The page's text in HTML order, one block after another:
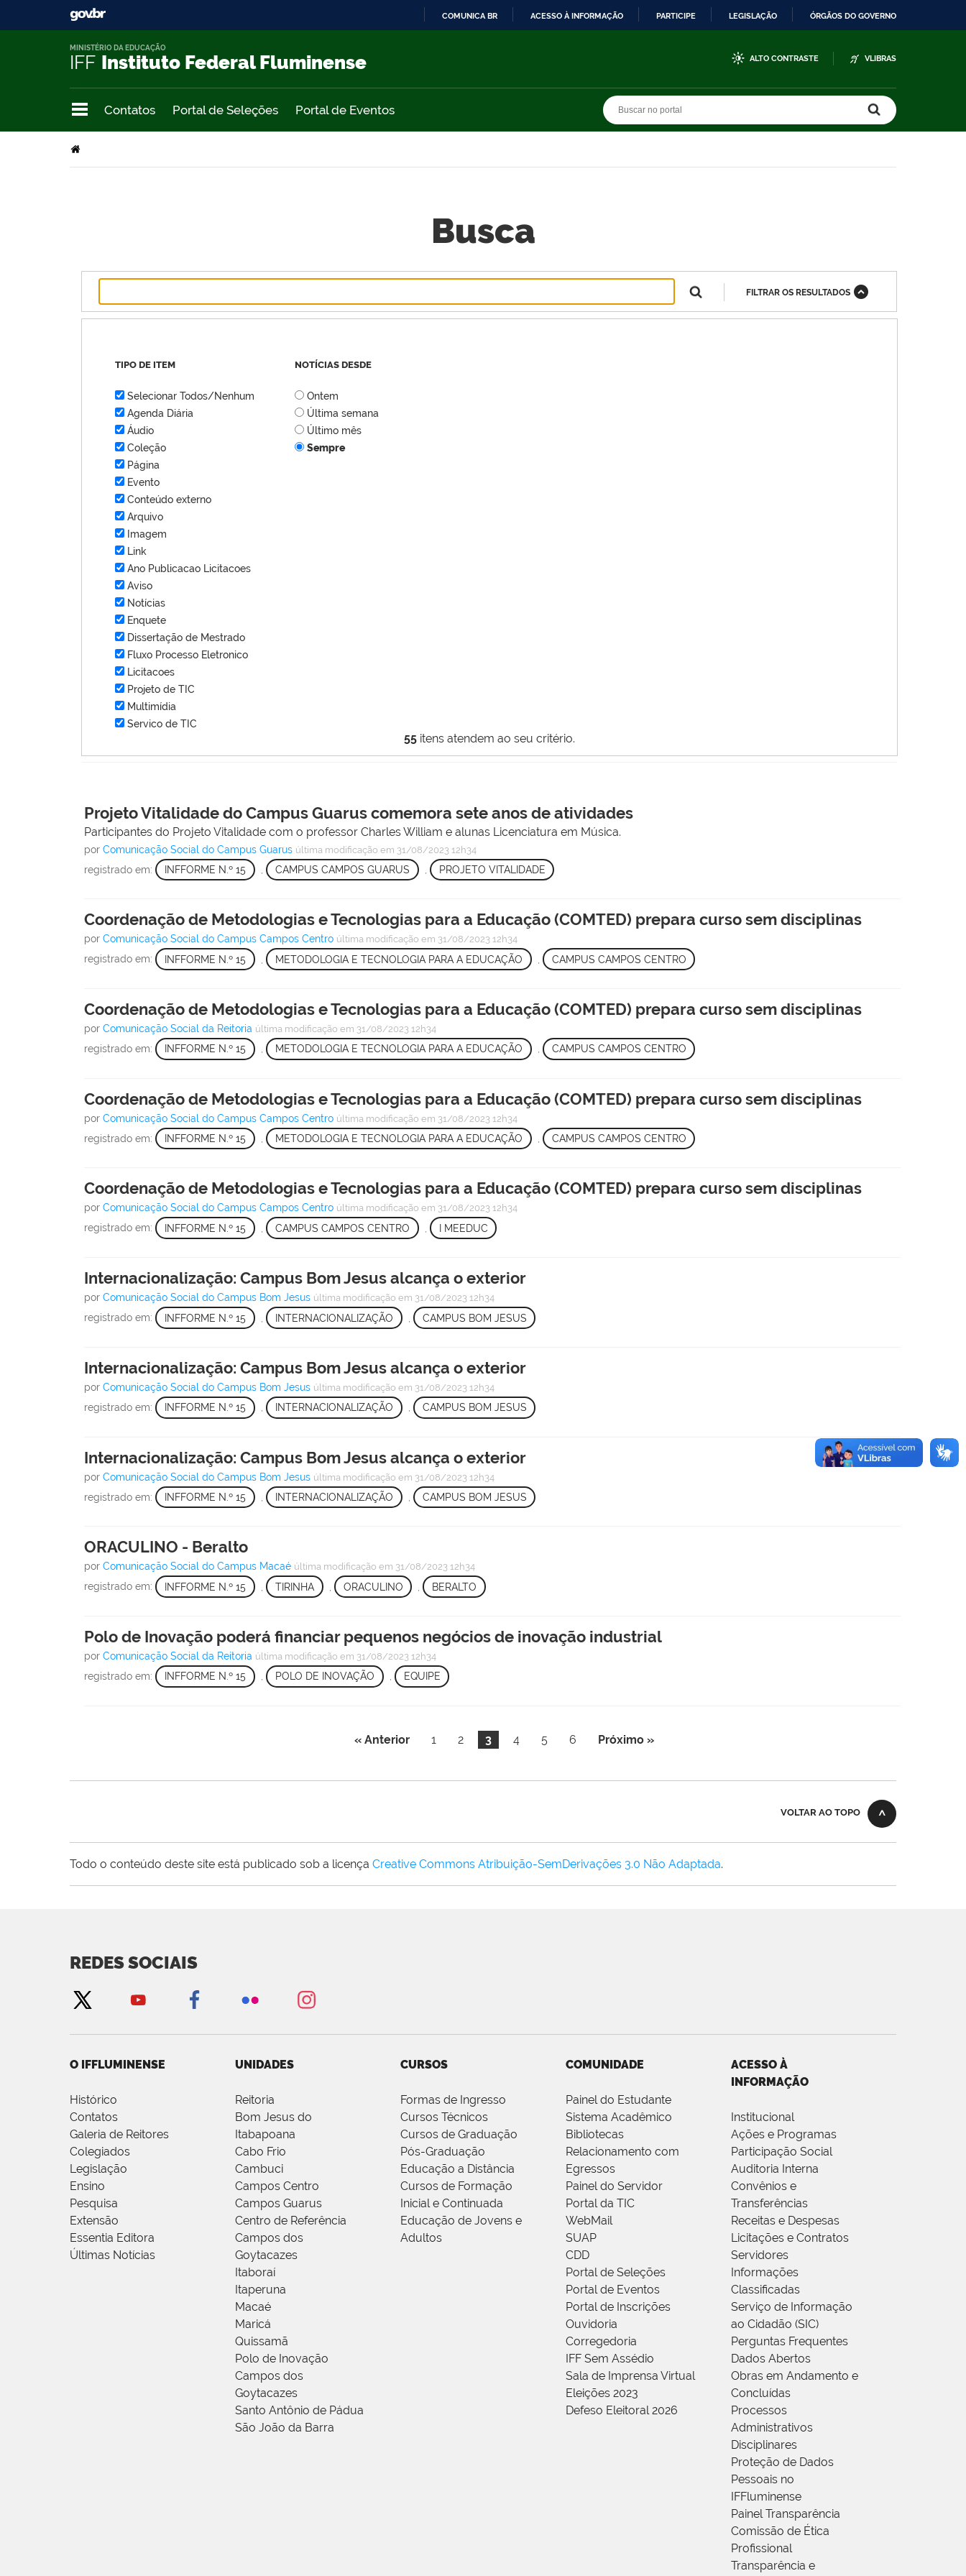
COMUNICA BR ACESSO À INFORMAÇÃO PARTICIPE LEGISLAÇÃO ÓRGÃOS DO GOVERNO
IFF Instituto Federal Fluminense
MINISTÉRIO DA EDUCAÇÃO
ALTO CONTRASTE VLIBRAS
Contatos Portal de Seleções Portal de Eventos
Busca
55 itens atendem ao seu critério.
FILTRAR OS RESULTADOS
TIPO DE ITEM
Selecionar Todos/Nenhum
Agenda Diária
Áudio
Coleção
Página
Evento
Conteúdo externo
Arquivo
Imagem
Link
Ano Publicacao Licitacoes
Aviso
Notícias
Enquete
Dissertação de Mestrado
Fluxo Processo Eletronico
Licitacoes
Projeto de TIC
Multimídia
Servico de TIC
NOTÍCIAS DESDE
Ontem
Última semana
Último mês
Sempre
Projeto Vitalidade do Campus Guarus comemora sete anos de atividades
Participantes do Projeto Vitalidade com o professor Charles William e alunas Licenciatura em Música.
porComunicação Social do Campus Guarus última modificação em 31/08/2023 12h34
registrado em: INFFORME N.º 15 CAMPUS CAMPOS GUARUS PROJETO VITALIDADE
Coordenação de Metodologias e Tecnologias para a Educação (COMTED) prepara curso sem disciplinas
porComunicação Social do Campus Campos Centro última modificação em 31/08/2023 12h34
registrado em: INFFORME N.º 15 METODOLOGIA E TECNOLOGIA PARA A EDUCAÇÃO CAMPUS CAMPOS CENTRO
Coordenação de Metodologias e Tecnologias para a Educação (COMTED) prepara curso sem disciplinas
porComunicação Social da Reitoria última modificação em 31/08/2023 12h34
registrado em: INFFORME N.º 15 , METODOLOGIA E TECNOLOGIA PARA A EDUCAÇÃO , CAMPUS CAMPOS CENTRO
Coordenação de Metodologias e Tecnologias para a Educação (COMTED) prepara curso sem disciplinas
porComunicação Social do Campus Campos Centro última modificação em 31/08/2023 12h34
registrado em: INFFORME N.º 15 METODOLOGIA E TECNOLOGIA PARA A EDUCAÇÃO CAMPUS CAMPOS CENTRO
Coordenação de Metodologias e Tecnologias para a Educação (COMTED) prepara curso sem disciplinas
porComunicação Social do Campus Campos Centro última modificação em 31/08/2023 12h34
registrado em: INFFORME N.º 15 CAMPUS CAMPOS CENTRO I MEEDUC
Internacionalização: Campus Bom Jesus alcança o exterior
porComunicação Social do Campus Bom Jesus última modificação em 31/08/2023 12h34
registrado em: INFFORME N.º 15 INTERNACIONALIZAÇÃO CAMPUS BOM JESUS
Internacionalização: Campus Bom Jesus alcança o exterior
porComunicação Social do Campus Bom Jesus última modificação em 31/08/2023 12h34
registrado em: INFFORME N.º 15 , INTERNACIONALIZAÇÃO , CAMPUS BOM JESUS
Internacionalização: Campus Bom Jesus alcança o exterior
porComunicação Social do Campus Bom Jesus última modificação em 31/08/2023 12h34
registrado em: INFFORME N.º 15 INTERNACIONALIZAÇÃO CAMPUS BOM JESUS
ORACULINO - Beralto
porComunicação Social do Campus Macaé última modificação em 31/08/2023 12h34
registrado em: INFFORME N.º 15 TIRINHA ORACULINO , BERALTO
Polo de Inovação poderá financiar pequenos negócios de inovação industrial
porComunicação Social da Reitoria última modificação em 31/08/2023 12h34
registrado em: INFFORME N.º 15 , POLO DE INOVAÇÃO , EQUIPE
« Anterior 1 2 3 4 5 6 Próximo »
VOLTAR AO TOPO
Todo o conteúdo deste site está publicado sob a licença Creative Commons Atribuição-SemDerivações 3.0 Não Adaptada.
REDES SOCIAIS
O IFFLUMINENSE
Histórico
Contatos
Galeria de Reitores
Colegiados
Legislação
Ensino
Pesquisa
Extensão
Essentia Editora
Últimas Notícias
UNIDADES
Reitoria
Bom Jesus do
Itabapoana
Cabo Frio
Cambuci
Campos Centro
Campos Guarus
Centro de Referência
Campos dos
Goytacazes
Itaboraí
Itaperuna
Macaé
Maricá
Quissamã
Polo de Inovação
Campos dos
Goytacazes
Santo Antônio de Pádua
São João da Barra
CURSOS
Formas de Ingresso
Cursos Técnicos
Cursos de Graduação
Pós-Graduação
Educação a Distância
Cursos de Formação
Inicial e Continuada
Educação de Jovens e
Adultos
COMUNIDADE
Painel do Estudante
Sistema Acadêmico
Bibliotecas
Relacionamento com
Egressos
Painel do Servidor
Portal da TIC
WebMail
SUAP
CDD
Portal de Seleções
Portal de Eventos
Portal de Inscrições
Ouvidoria
Corregedoria
IFF Sem Assédio
Sala de Imprensa Virtual
Eleições 2023
Defeso Eleitoral 2026
ACESSO À
INFORMAÇÃO
Institucional
Ações e Programas
Participação Social
Auditoria Interna
Convênios e
Transferências
Receitas e Despesas
Licitações e Contratos
Servidores
Informações
Classificadas
Serviço de Informação
ao Cidadão (SIC)
Perguntas Frequentes
Dados Abertos
Obras em Andamento e
Concluídas
Processos
Administrativos
Disciplinares
Proteção de Dados
Pessoais no
IFFluminense
Painel Transparência
Comissão de Ética
Profissional
Transparência e